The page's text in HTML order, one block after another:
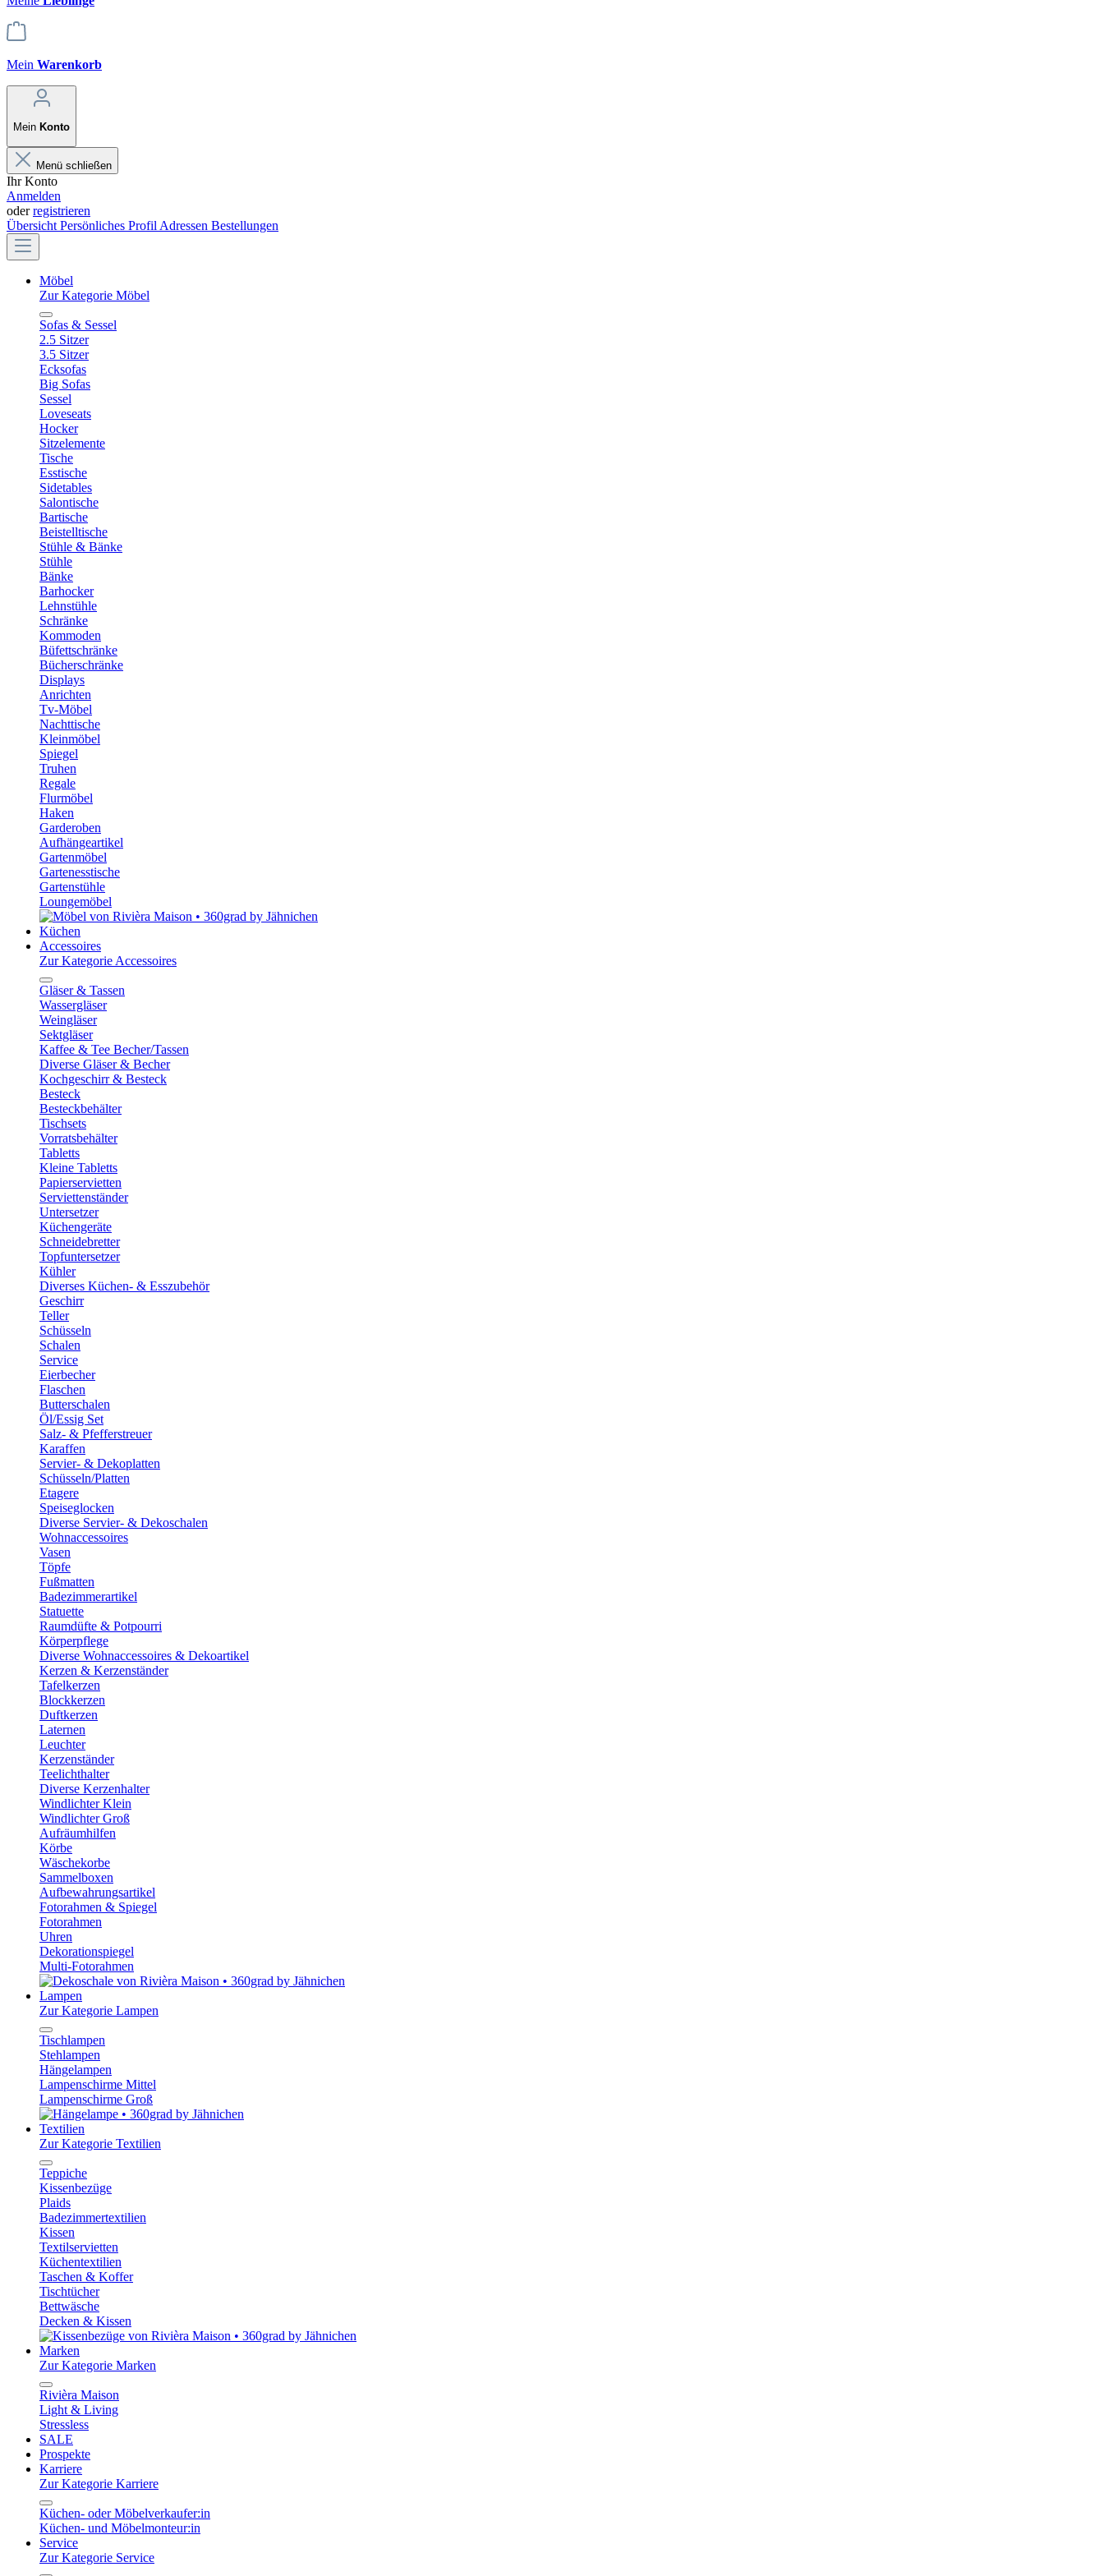
Mein Warenkorb
Mein Konto
Menü schließen
Ihr Konto
Anmelden
oderregistrieren
Übersicht Persönliches Profil Adressen Bestellungen
Möbel
Zur Kategorie Möbel
Sofas & Sessel
2.5 Sitzer
3.5 Sitzer
Ecksofas
Big Sofas
Sessel
Loveseats
Hocker
Sitzelemente
Tische
Esstische
Sidetables
Salontische
Bartische
Beistelltische
Stühle & Bänke
Stühle
Bänke
Barhocker
Lehnstühle
Schränke
Kommoden
Büfettschränke
Bücherschränke
Displays
Anrichten
Tv-Möbel
Nachttische
Kleinmöbel
Spiegel
Truhen
Regale
Flurmöbel
Haken
Garderoben
Aufhängeartikel
Gartenmöbel
Gartenesstische
Gartenstühle
Loungemöbel
Küchen
Accessoires
Zur Kategorie Accessoires
Gläser & Tassen
Wassergläser
Weingläser
Sektgläser
Kaffee & Tee Becher/Tassen
Diverse Gläser & Becher
Kochgeschirr & Besteck
Besteck
Besteckbehälter
Tischsets
Vorratsbehälter
Tabletts
Kleine Tabletts
Papierservietten
Serviettenständer
Untersetzer
Küchengeräte
Schneidebretter
Topfuntersetzer
Kühler
Diverses Küchen- & Esszubehör
Geschirr
Teller
Schüsseln
Schalen
Service
Eierbecher
Flaschen
Butterschalen
Öl/Essig Set
Salz- & Pfefferstreuer
Karaffen
Servier- & Dekoplatten
Schüsseln/Platten
Etagere
Speiseglocken
Diverse Servier- & Dekoschalen
Wohnaccessoires
Vasen
Töpfe
Fußmatten
Badezimmerartikel
Statuette
Raumdüfte & Potpourri
Körperpflege
Diverse Wohnaccessoires & Dekoartikel
Kerzen & Kerzenständer
Tafelkerzen
Blockkerzen
Duftkerzen
Laternen
Leuchter
Kerzenständer
Teelichthalter
Diverse Kerzenhalter
Windlichter Klein
Windlichter Groß
Aufräumhilfen
Körbe
Wäschekorbe
Sammelboxen
Aufbewahrungsartikel
Fotorahmen & Spiegel
Fotorahmen
Uhren
Dekorationspiegel
Multi-Fotorahmen
Lampen
Zur Kategorie Lampen
Tischlampen
Stehlampen
Hängelampen
Lampenschirme Mittel
Lampenschirme Groß
Textilien
Zur Kategorie Textilien
Teppiche
Kissenbezüge
Plaids
Badezimmertextilien
Kissen
Textilservietten
Küchentextilien
Taschen & Koffer
Tischtücher
Bettwäsche
Decken & Kissen
Marken
Zur Kategorie Marken
Rivièra Maison
Light & Living
Stressless
SALE
Prospekte
Karriere
Zur Kategorie Karriere
Küchen- oder Möbelverkaufer:in
Küchen- und Möbelmonteur:in
Service
Zur Kategorie Service